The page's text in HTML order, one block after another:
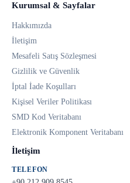
Kurumsal & Sayfalar
Hakkımızda
İletişim
Mesafeli Satış Sözleşmesi
Gizlilik ve Güvenlik
İptal İade Koşulları
Kişisel Veriler Politikası
SMD Kod Veritabanı
Elektronik Komponent Veritabanı
İletişim
TELEFON